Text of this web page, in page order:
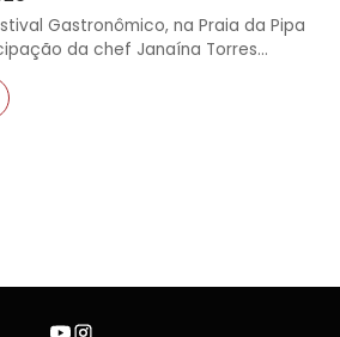
Gastronômico, na Praia da Pipa
da chef Janaína Torres…